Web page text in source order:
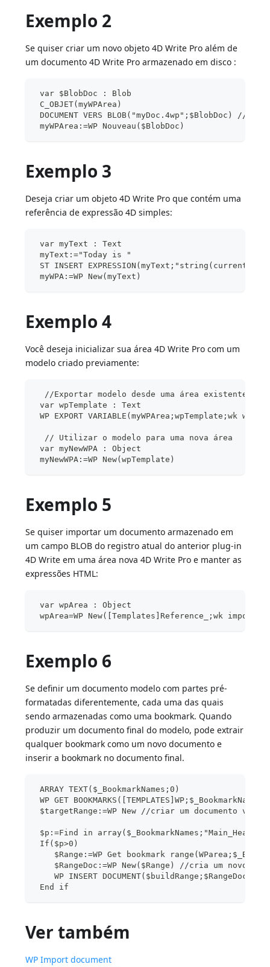
Exemplo 2
Se quiser criar um novo objeto 4D Write Pro além de
um documento 4D Write Pro armazenado em disco :
var $BlobDoc : Blob
C_OBJET(myWPArea)
DOCUMENT VERS BLOB("myDoc.4wp";$BlobDoc)
myWPArea:=WP Nouveau($BlobDoc)
Exemplo 3
Deseja criar um objeto 4D Write Pro que contém uma
referência de expressão 4D simples:
var myText : Text
myText:="Today is "
ST INSERT EXPRESSION(myText;"string(current
myWPA:=WP New(myText)
Exemplo 4
Você deseja inicializar sua área 4D Write Pro com um
modelo criado previamente:
//Exportar modelo desde uma área existente
var wpTemplate : Text
WP EXPORT VARIABLE(myWPArea;wpTemplate;wk web
// Utilizar o modelo para uma nova área
var myNewWPA : Object
myNewWPA:=WP New(wpTemplate)
Exemplo 5
Se quiser importar um documento armazenado em
um campo BLOB do registro atual do anterior plug-in
4D Write em uma área nova 4D Write Pro e manter as
expressões HTML:
var wpArea : Object
wpArea=WP New([Templates]Reference_;wk
Exemplo 6
Se definir um documento modelo com partes pré-
formatadas diferentemente, cada uma das quais
sendo armazenadas como uma bookmark. Quando
produzir um documento final do modelo, pode extrair
qualquer bookmark como um novo documento e
inserir a bookmark no documento final.
ARRAY TEXT($_BookmarkNames;0)
WP GET
$targetRange:=WP New //criar um documento
$p:=Find in
If($p>0)
$Range:=WP Get bookmark
$RangeDoc:=WP New($Range) //cria um novo
WP INSERT
End if
Ver também
WP Import document